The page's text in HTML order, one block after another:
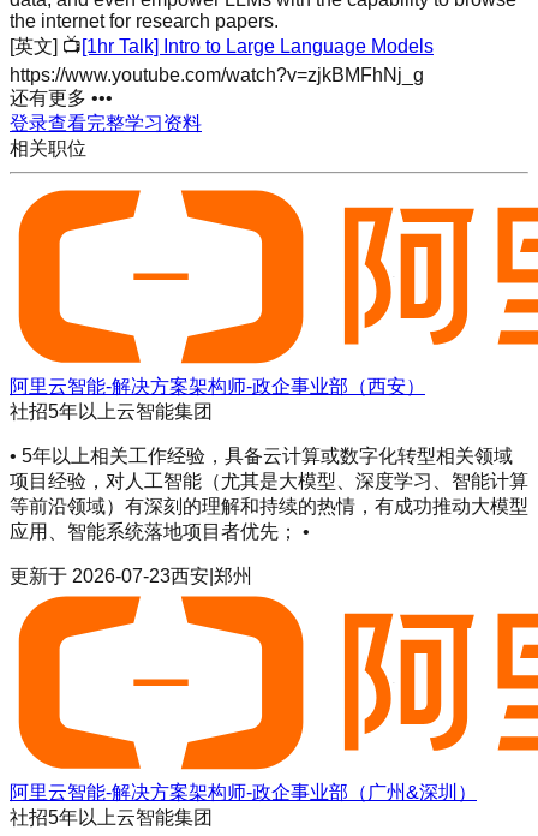
the internet for research papers.
[英文] 📺[1hr Talk] Intro to Large Language Models
https://www.youtube.com/watch?v=zjkBMFhNj_g
还有更多 •••
登录查看完整学习资料
相关职位
阿里云智能-解决方案架构师-政企事业部（西安）
社招5年以上云智能集团
• 5年以上相关工作经验，具备云计算或数字化转型相关领域
项目经验，对人工智能（尤其是大模型、深度学习、智能计算
等前沿领域）有深刻的理解和持续的热情，有成功推动大模型
应用、智能系统落地项目者优先； •
更新于 2026-07-23西安|郑州
阿里云智能-解决方案架构师-政企事业部（广州&深圳）
社招5年以上云智能集团